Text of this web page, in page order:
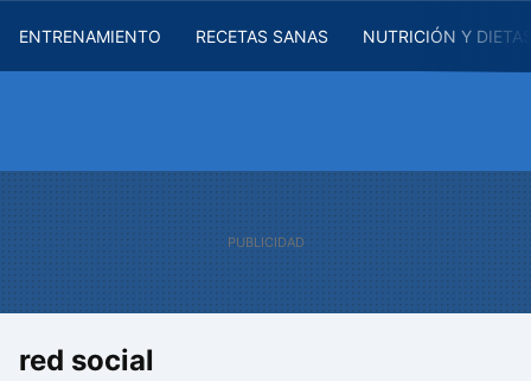
ENTRENAMIENTO RECETAS SANAS NUTRICIÓN Y
red social